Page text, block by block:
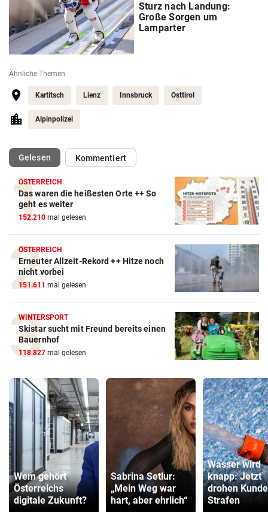
Sturz nach Landung:
Große Sorgen um
Lamparter
Ähnliche Themen
Kartitsch Lienz Innsbruck Osttirol
Alpinpolizei
Gelesen(ausgewählt)Kommentiert
ÖSTERREICH
Das waren die heißesten Orte ++ So
geht es weiter
152.210 mal gelesen
ÖSTERREICH
Erneuter Allzeit-Rekord ++ Hitze noch
nicht vorbei
151.611 mal gelesen
WINTERSPORT
Skistar sucht mit Freund bereits einen
Bauernhof
118.827 mal gelesen
Wem gehört
Österreichs
digitale Zukunft?
Sabrina Setlur:
„Mein Weg war
hart, aber ehrlich“
Wasser wird
knapp: Jetzt
drohen
Strafen